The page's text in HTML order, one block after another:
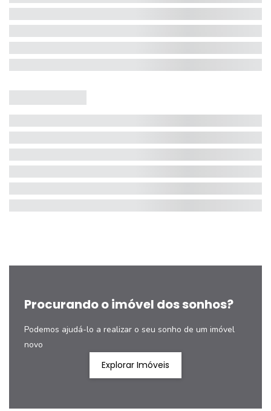
Procurando o imóvel dos sonhos?
Podemos ajudá-lo a realizar o seu sonho de um imóvel
novo
Explorar Imóveis